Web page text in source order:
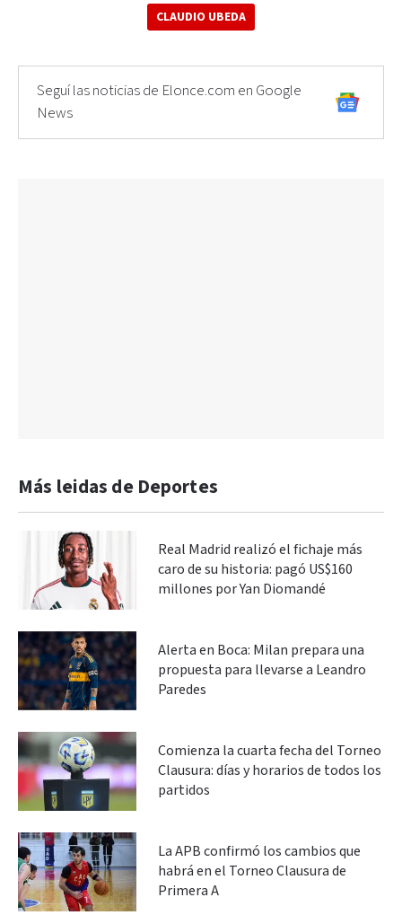
CLAUDIO UBEDA
Seguí las noticias de Elonce.com en Google
News
Más leidas de Deportes
Real Madrid realizó el fichaje más
caro de su historia: pagó US$160
millones por Yan Diomandé
Alerta en Boca: Milan prepara una
propuesta para llevarse a Leandro
Paredes
Comienza la cuarta fecha del Torneo
Clausura: días y horarios de todos los
partidos
La APB confirmó los cambios que
habrá en el Torneo Clausura de
Primera A